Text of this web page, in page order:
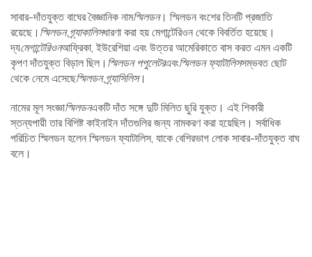
সাবার-দাঁতযুক্ত বাঘের বৈজ্ঞানিক নামস্মিলডন। স্মিলডন বংশের তিনটি প্রজাতি
রয়েছে। স্মিলডন গ্র্যাকালিসধারণা করা হয় মেগান্টেরিওন থেকে বিবর্তিত হয়েছে।
দ্যমেগান্টেরিওনআফ্রিকা, ইউরেশিয়া এবং উত্তর আমেরিকাতে বাস করত এমন একটি
কৃপণ দাঁতযুক্ত বিড়াল ছিল। স্মিলডন পপুলেটরএবংস্মিলডন ফ্যাটালিসসম্ভবত ছোট
থেকে নেমে এসেছেস্মিলডন গ্র্যাসিলিস।
নামের মূল সংজ্ঞাস্মিলডনএকটি দাঁত সঙ্গে দুটি মিলিত ছুরি যুক্ত। এই শিকারী
স্তন্যপায়ী তার বিশিষ্ট কাইনাইন দাঁতগুলির জন্য নামকরণ করা হয়েছিল। সর্বাধিক
পরিচিত স্মিলডন হলেন স্মিলডন ফ্যাটালিস, যাকে বেশিরভাগ লোক সাবার-দাঁতযুক্ত বাঘ
বলে।